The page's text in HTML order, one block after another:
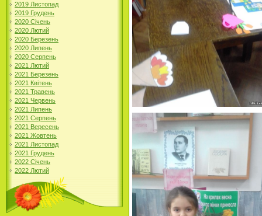
2019 Листопад
2019 Грудень
2020 Січень
2020 Лютий
2020 Березень
2020 Липень
2020 Серпень
2021 Лютий
2021 Березень
2021 Квітень
2021 Травень
2021 Червень
2021 Липень
2021 Серпень
2021 Вересень
2021 Жовтень
2021 Листопад
2021 Грудень
2022 Січень
2022 Лютий